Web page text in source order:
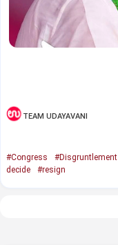
TEAM UDAYAVANI
#Congress #Disgruntlement
decide
#resign